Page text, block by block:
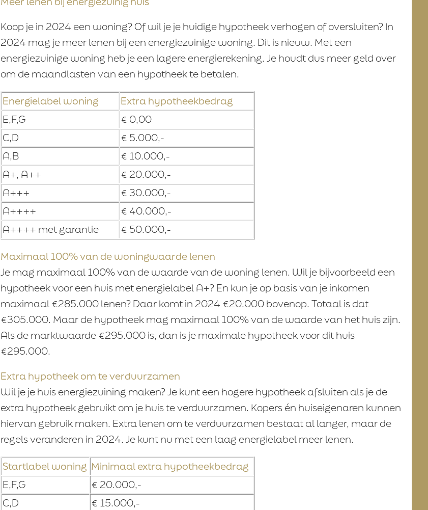
Koop je in 2024 een woning? Of wil je je huidige hypotheek verhogen of oversluiten? In
2024 mag je meer lenen bij een energiezuinige woning. Dit is nieuw. Met een
energiezuinige woning heb je een lagere energierekening. Je houdt dus meer geld over
om de maandlasten van een hypotheek te betalen.
Energielabel woning
Extra hypotheekbedrag
E,F,G
€ 0,00
C,D
€ 5.000,-
A,B
€ 10.000,-
A+, A++
€ 20.000,-
A+++
€ 30.000,-
A++++
€ 40.000,-
A++++ met garantie
€ 50.000,-
Maximaal 100% van de woningwaarde lenen
Je mag maximaal 100% van de waarde van de woning lenen. Wil je bijvoorbeeld een
hypotheek voor een huis met energielabel A+? En kun je op basis van je inkomen
maximaal €285.000 lenen? Daar komt in 2024 €20.000 bovenop. Totaal is dat
€305.000. Maar de hypotheek mag maximaal 100% van de waarde van het huis zijn.
Als de marktwaarde €295.000 is, dan is je maximale hypotheek voor dit huis
€295.000.
Extra hypotheek om te verduurzamen
Wil je je huis energiezuining maken? Je kunt een hogere hypotheek afsluiten als je de
extra hypotheek gebruikt om je huis te verduurzamen. Kopers én huiseigenaren kunnen
hiervan gebruik maken. Extra lenen om te verduurzamen bestaat al langer, maar de
regels veranderen in 2024. Je kunt nu met een laag energielabel meer lenen.
Startlabel woning Minimaal extra hypotheekbedrag
E,F,G
€ 20.000,-
C,D
€ 15.000,-